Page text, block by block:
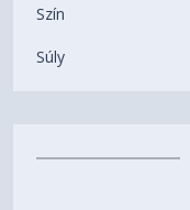
Szín
Súly